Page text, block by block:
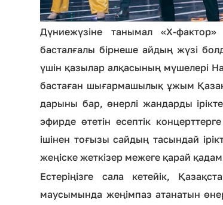
Дүниежүзіне танымал «Х-
басталғалы бірнеше айдың жүзі
үшін қазылар алқасының мүшелері
бастаған шығармашылық ұжым
дарыны бар, өнерлі жандарды
эфирде өтетін есептік
ішінен тоғызы сайдың тасындай
жеңіске жеткізер межеге қарай
Естеріңізге сала кетейік,
маусымында жеңімпаз атанатын